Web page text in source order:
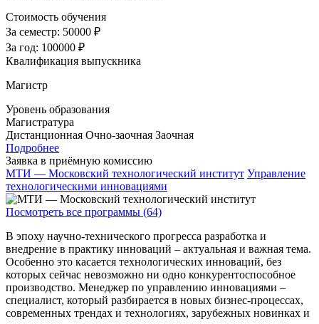
Стоимость обучения
За семестр: 50000 ₽
За год: 100000 ₽
Квалификация выпускника
Магистр
Уровень образования
Магистратура
Дистанционная Очно-заочная Заочная
Подробнее
Заявка в приёмную комиссию
МТИ — Московский технологический институт Управление
технологическими инновациями
Посмотреть все программы (64)
В эпоху научно-технического прогресса разработка и
внедрение в практику инноваций – актуальная и важная тема.
Особенно это касается технологических инноваций, без
которых сейчас невозможно ни одно конкурентоспособное
производство. Менеджер по управлению инновациями –
специалист, который разбирается в новых бизнес-процессах,
современных трендах и технологиях, зарубежных новинках и